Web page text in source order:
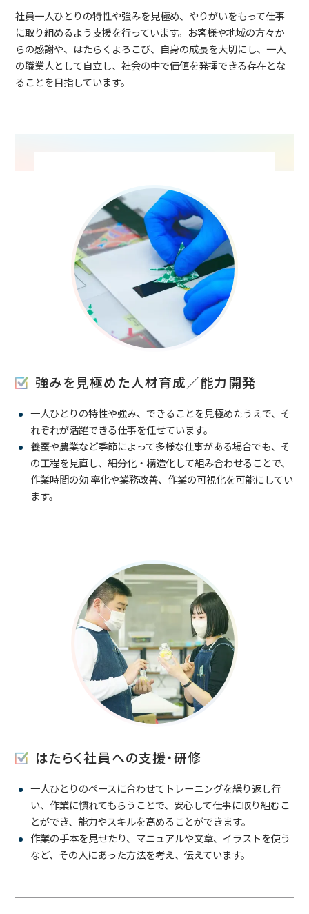
社員一人ひとりの特性や強みを見極め、やりがいをもって仕事
に取り組めるよう支援を行っています。お客様や地域の方々か
らの感謝や、はたらくよろこび、自身の成長を大切にし、一人
の職業人として自立し、社会の中で価値を発揮できる存在とな
ることを目指しています。
強みを見極めた人材育成／能力開発
一人ひとりの特性や強み、できることを見極めたうえで、そ
れぞれが活躍できる仕事を任せています。
養蚕や農業など季節によって多様な仕事がある場合でも、そ
の工程を見直し、細分化・構造化して組み合わせることで、
作業時間の効 率化や業務改善、作業の可視化を可能にしてい
ます。
はたらく社員への支援・研修
一人ひとりのペースに合わせてトレーニングを繰り返し行
い、作業に慣れてもらうことで、安心して仕事に取り組むこ
とができ、能力やスキルを高めることができます。
作業の手本を見せたり、マニュアルや文章、イラストを使う
など、その人にあった方法を考え、伝えています。